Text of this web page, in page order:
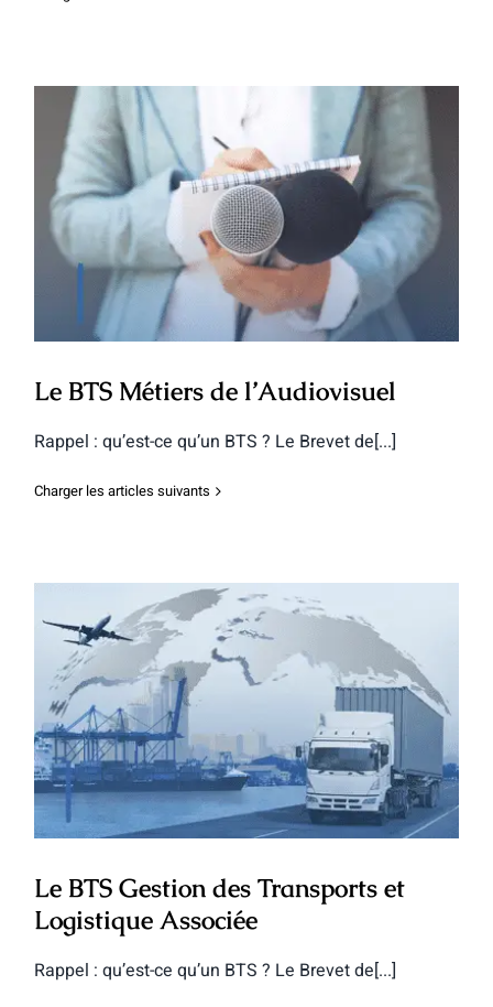
Le BTS Métiers de l’Audiovisuel
Le BTS Métiers de l’Audiovisuel
Rappel : qu’est-ce qu’un BTS ? Le Brevet de[...]
Charger les articles suivants
Le BTS Gestion des Transports et
Logistique Associée
Le BTS Gestion des Transports et
Logistique Associée
Rappel : qu’est-ce qu’un BTS ? Le Brevet de[...]